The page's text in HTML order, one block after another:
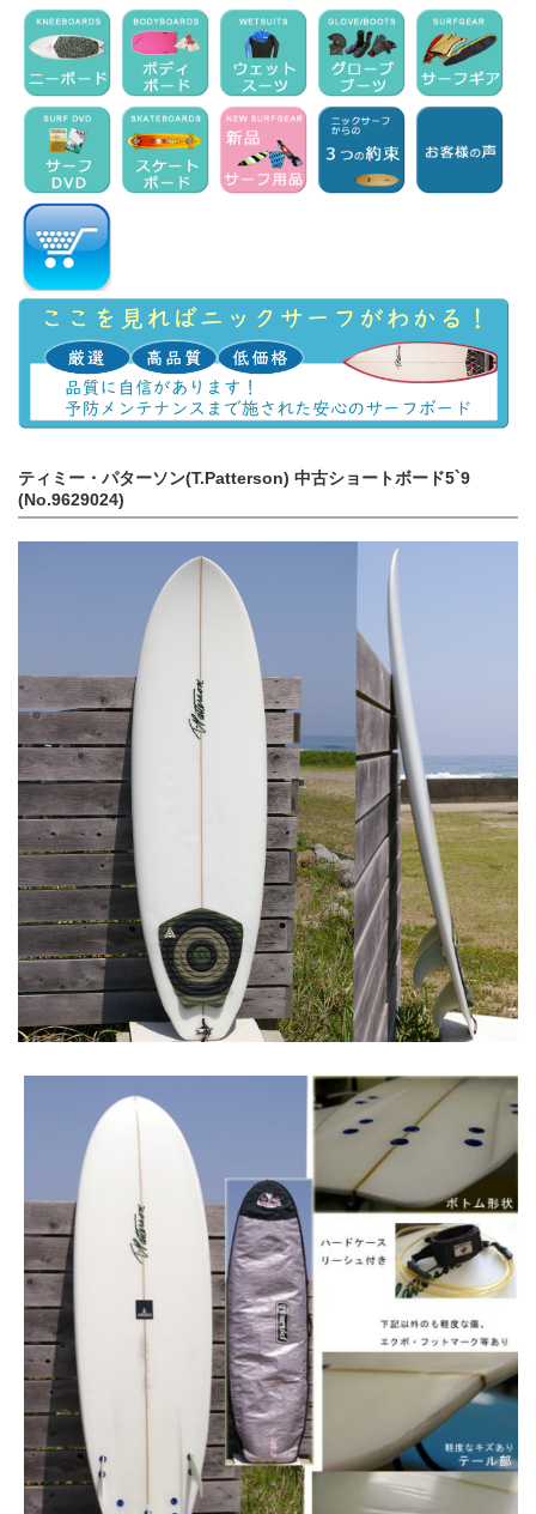
ティミー・パターソン(T.Patterson) 中古ショートボード5`9
(No.9629024)